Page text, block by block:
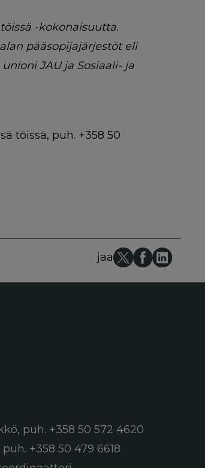
-kokonaisuutta.
pääsopijajärjestöt eli
JAU ja Sosiaali- ja
töissä, puh. +358 50
jaa
puh. +358 50 572 4620
puh. +358 50 479 6618